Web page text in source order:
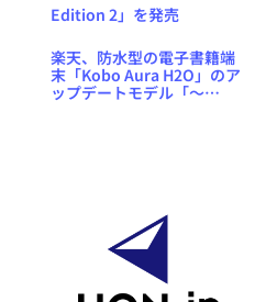
楽天、防水型の電子書籍端
末「Kobo Aura H2O」のア
ップデートモデル「〜